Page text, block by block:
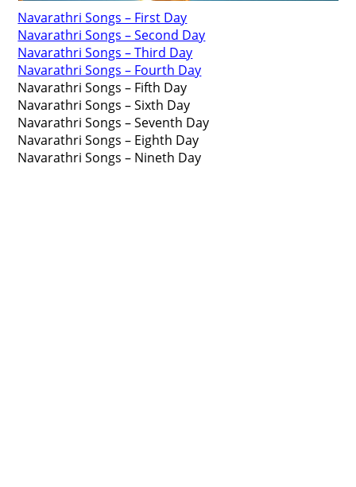
Navarathri Songs – First Day
Navarathri Songs – Second Day
Navarathri Songs – Third Day
Navarathri Songs – Fourth Day
Navarathri Songs – Fifth Day
Navarathri Songs – Sixth Day
Navarathri Songs – Seventh Day
Navarathri Songs – Eighth Day
Navarathri Songs – Nineth Day